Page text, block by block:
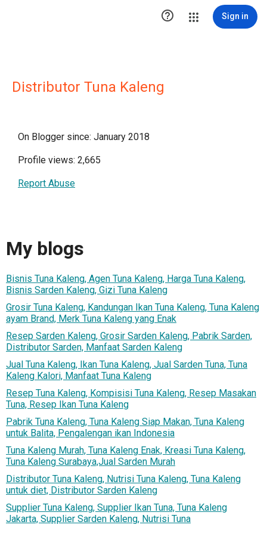
 Sign in
Distributor Tuna Kaleng
On Blogger since: January 2018
Profile views: 2,665
Report Abuse
My blogs
Bisnis Tuna Kaleng, Agen Tuna Kaleng, Harga Tuna Kaleng,
Bisnis Sarden Kaleng, Gizi Tuna Kaleng
Grosir Tuna Kaleng, Kandungan Ikan Tuna Kaleng, Tuna Kaleng
ayam Brand, Merk Tuna Kaleng yang Enak
Resep Sarden Kaleng, Grosir Sarden Kaleng, Pabrik Sarden,
Distributor Sarden, Manfaat Sarden Kaleng
Jual Tuna Kaleng, Ikan Tuna Kaleng, Jual Sarden Tuna, Tuna
Kaleng Kalori, Manfaat Tuna Kaleng
Resep Tuna Kaleng, Kompisisi Tuna Kaleng, Resep Masakan
Tuna, Resep Ikan Tuna Kaleng
Pabrik Tuna Kaleng, Tuna Kaleng Siap Makan, Tuna Kaleng
untuk Balita, Pengalengan ikan Indonesia
Tuna Kaleng Murah, Tuna Kaleng Enak, Kreasi Tuna Kaleng,
Tuna Kaleng Surabaya,Jual Sarden Murah
Distributor Tuna Kaleng, Nutrisi Tuna Kaleng, Tuna Kaleng
untuk diet, Distributor Sarden Kaleng
Supplier Tuna Kaleng, Supplier Ikan Tuna, Tuna Kaleng
Jakarta, Supplier Sarden Kaleng, Nutrisi Tuna